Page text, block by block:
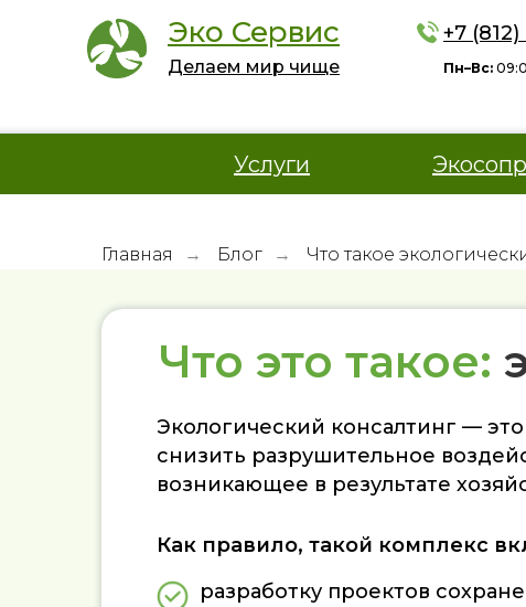
Услуги
+7
Пн–Вс:
Эко Сервис
Делаем мир чище
Главная → Блог → Что такое
Что это такое:
Как правило, такой комплекс
Экологический консалтинг —
снизить разрушительное
возникающее в результате
разработку проектов